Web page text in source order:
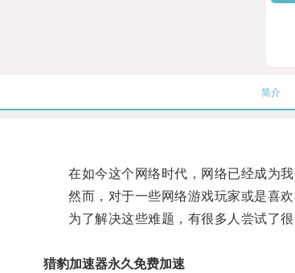
简介
在如今这个网络时代，网络已经成为我
然而，对于一些网络游戏玩家或是喜欢
为了解决这些难题，有很多人尝试了很
猎豹加速器永久免费加速